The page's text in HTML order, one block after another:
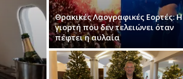
Θρακικές Λαογραφικές Εορτές: Η
γιορτή που δεν τελειώνει όταν
πέφτει η αυλαία